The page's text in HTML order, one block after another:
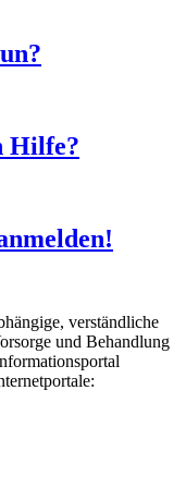
Hilfe?
verständliche
und Behandlung